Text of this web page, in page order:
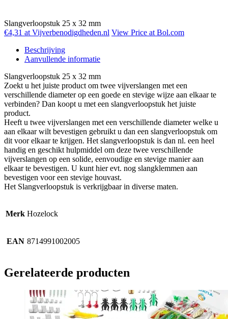
Slangverloopstuk 25 x 32 mm
€4,31 at Vijverbenodigdheden.nl View Price at Bol.com
Beschrijving
Aanvullende informatie
Slangverloopstuk 25 x 32 mm
Zoekt u het juiste product om twee vijverslangen met een
verschillende diameter op een goede en stevige wijze aan elkaar te
verbinden? Dan koopt u met een slangverloopstuk het juiste
product.
Heeft u twee vijverslangen met een verschillende diameter welke u
aan elkaar wilt bevestigen gebruikt u dan een slangverloopstuk om
dit voor elkaar te krijgen. Het slangverloopstuk is dan nl. een heel
handig en geschikt hulpmiddel om deze twee verschillende
vijverslangen op een solide, eenvoudige en stevige manier aan
elkaar te bevestigen. U kunt hier evt. nog slangklemmen aan
bevestigen voor een stevige houvast.
Het Slangverloopstuk is verkrijgbaar in diverse maten.
Merk Hozelock
EAN 8714991002005
Gerelateerde producten